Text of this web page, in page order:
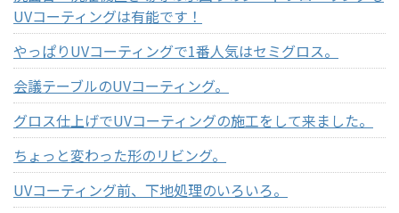
UVコーティングは有能です！
やっぱりUVコーティングで1番人気はセミグロス。
会議テーブルのUVコーティング。
グロス仕上げでUVコーティングの施工をして来ました。
ちょっと変わった形のリビング。
UVコーティング前、下地処理のいろいろ。